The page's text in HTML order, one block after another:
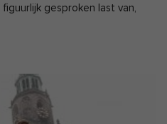
gesproken last van,